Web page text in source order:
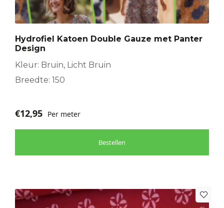
Hydrofiel Katoen Double Gauze met Panter
Design
Kleur: Bruin, Licht Bruin
Breedte: 150
€12,95 Per meter
Bestellen